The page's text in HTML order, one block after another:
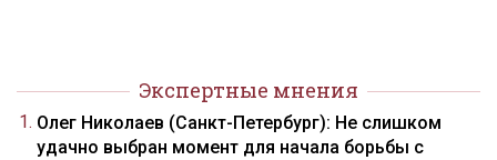
Экспертные мнения
Олег Николаев (Санкт-Петербург): Не слишком
удачно выбран момент для начала борьбы с